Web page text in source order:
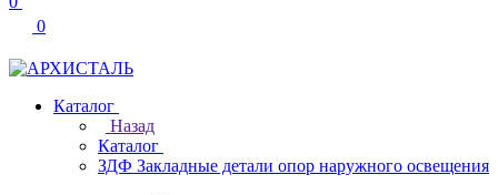
0
Каталог
Назад
Каталог
ЗДФ Закладные детали опор наружного освещения